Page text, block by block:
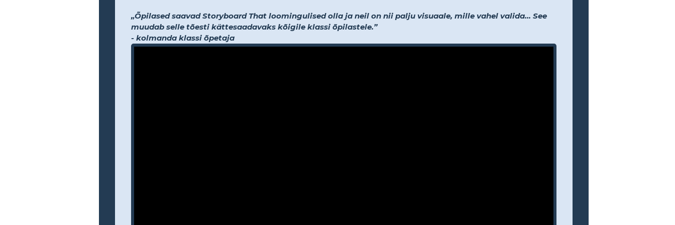
„Õpilased saavad Storyboard That loomingulised olla ja neil on nii palju visuaale, mille vahel valida... See
muudab selle tõesti kättesaadavaks kõigile klassi õpilastele.”
- kolmanda klassi õpetaja